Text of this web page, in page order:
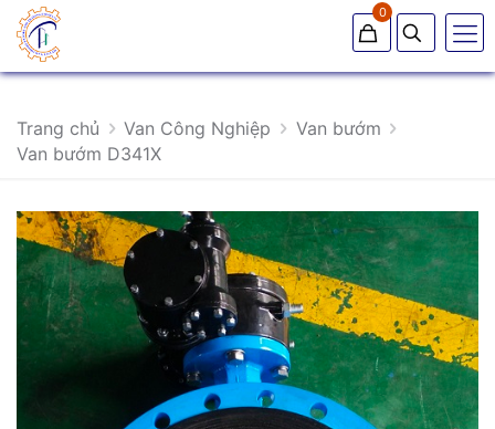
0
Trang chủ Van Công Nghiệp
Van bướm
Van bướm D341X